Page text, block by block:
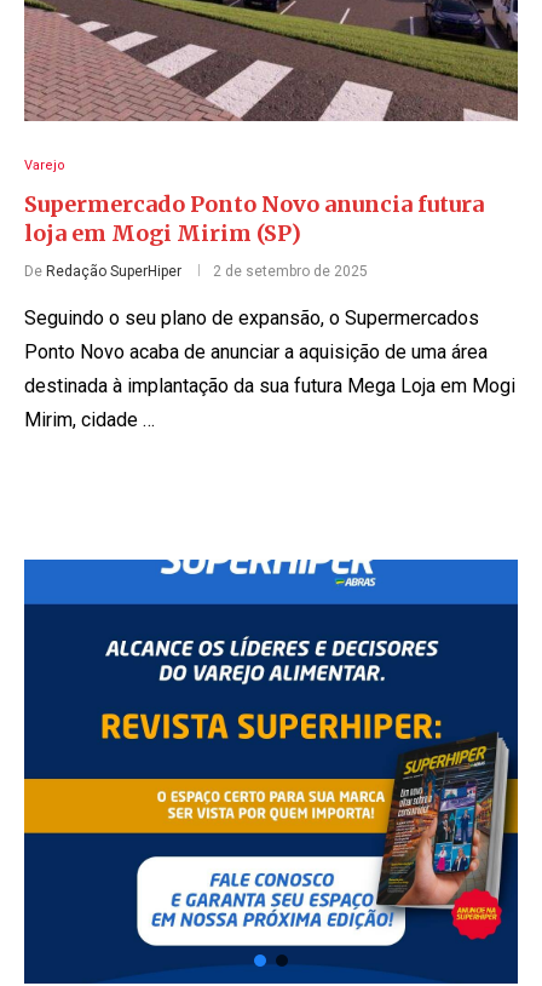
Varejo
Supermercado Ponto Novo anuncia futura
loja em Mogi Mirim (SP)
De Redação SuperHiper 2 de setembro de 2025
Seguindo o seu plano de expansão, o Supermercados
Ponto Novo acaba de anunciar a aquisição de uma área
destinada à implantação da sua futura Mega Loja em Mogi
Mirim, cidade …